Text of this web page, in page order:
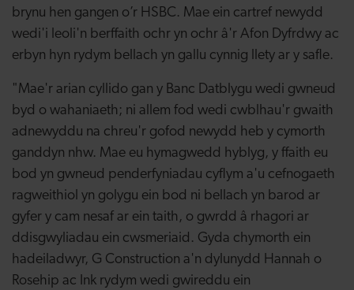
brynu hen gangen o’r HSBC. Mae ein cartref newydd
wedi'i leoli'n berffaith ochr yn ochr â'r Afon Dyfrdwy ac
erbyn hyn rydym bellach yn gallu cynnig llety ar y safle.
"Mae'r arian cyllido gan y Banc Datblygu wedi gwneud
byd o wahaniaeth; ni allem fod wedi cwblhau'r gwaith
adnewyddu na chreu'r gofod newydd heb y cymorth
ganddyn nhw. Mae eu hymagwedd hyblyg, y ffaith eu
bod yn gwneud penderfyniadau cyflym a'u cefnogaeth
ragweithiol yn golygu ein bod ni bellach yn barod ar
gyfer y cam nesaf ar ein taith, o gwrdd â rhagori ar
ddisgwyliadau ein cwsmeriaid. Gyda chymorth ein
hadeiladwyr, G Construction a'n dylunydd Hannah o
Rosehip ac Ink rydym wedi gwireddu ein